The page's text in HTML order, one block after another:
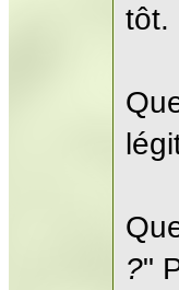
tôt.
?"